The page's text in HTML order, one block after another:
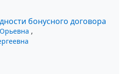
бонусного договора
,